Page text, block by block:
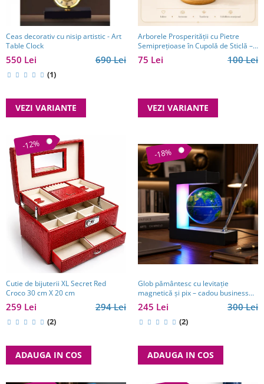
Ceas decorativ cu nisip artistic - Art
Table Clock
690 Lei
550 Lei
(1)
VEZI VARIANTE
Arborele Prosperității cu Pietre
Semiprețioase în Cupolă de Sticlă –
14 cm
100 Lei
75 Lei
VEZI VARIANTE
-12%
Cutie de bijuterii XL Secret Red
Croco 30 cm X 20 cm
294 Lei
259 Lei
(2)
ADAUGA IN COS
-18%
Glob pământesc cu levitație
magnetică și pix – cadou business
pentru bărbați pasionați de
tehnologie și călătorii
300 Lei
245 Lei
(2)
ADAUGA IN COS